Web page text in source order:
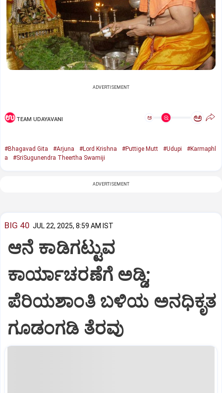
ADVERTISEMENT
TEAM UDAYAVANI ಅ ಅ
#Bhagavad Gita #Arjuna #Lord Krishna #Puttige Mutt #Udupi
#Karmaphl
a
#SriSugunendra Theertha Swamiji
ADVERTISEMENT
BIG 40 JUL 22, 2025, 8:59 AM IST
ಆನೆ ಕಾಡಿಗಟ್ಟುವ
ಕಾರ್ಯಾಚರಣೆಗೆ ಅಡ್ಡಿ;
ಪೆರಿಯಶಾಂತಿ ಬಳಿಯ ಅನಧಿಕೃತ
ಗೂಡಂಗಡಿ ತೆರವು